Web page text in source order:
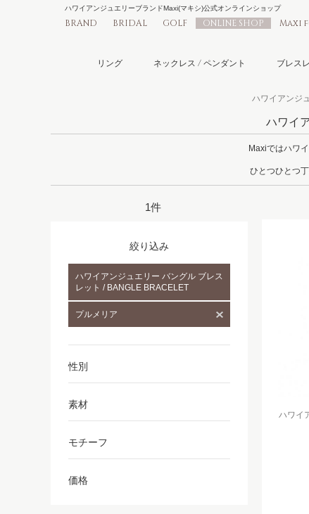
BRAND BRIDAL GOLF ONLINE SHOP Maxi
ハワイアンジュエリーブランドMaxi(マキシ)公式オンラインショップ
リング ネックレス / ペンダント ブレス
ハワイアンジ
ハワイ
Maxiではハワ
ひとつひとつ
ハワイ
1件
絞り込み
ハワイアンジュエリー バングル ブレス
レット / BANGLE BRACELET
プルメリア
性別
素材
モチーフ
価格